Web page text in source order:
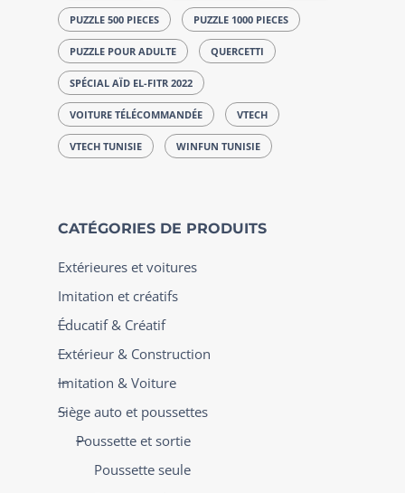
PUZZLE 500 PIECES PUZZLE 1000 PIECES
PUZZLE POUR ADULTE QUERCETTI
SPÉCIAL AÏD EL-FITR 2022
VOITURE TÉLÉCOMMANDÉE VTECH
VTECH TUNISIE WINFUN TUNISIE
CATÉGORIES DE PRODUITS
Extérieures et voitures
Imitation et créatifs
Éducatif & Créatif
Extérieur & Construction
Imitation & Voiture
Siège auto et poussettes
Poussette et sortie
Poussette seule